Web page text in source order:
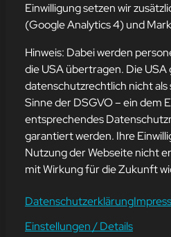
Adresse
mission-
66539
E-Mail:
Navigation
Webseitenerstellung
Webseite mieten
Webseiten Betreuung
Über
Kontakt
Einwilligung setzen wir
(Google Analytics 4) und
Hinweis: Dabei werden
die USA übertragen. Die USA
datenschutzrechtlich nicht als
Sinne der DSGVO – ein dem
entsprechendes
garantiert werden. Ihre
Nutzung der Webseite nicht
mit Wirkung für die Zukunft
Datenschutzerklärung
Einstellungen / Details